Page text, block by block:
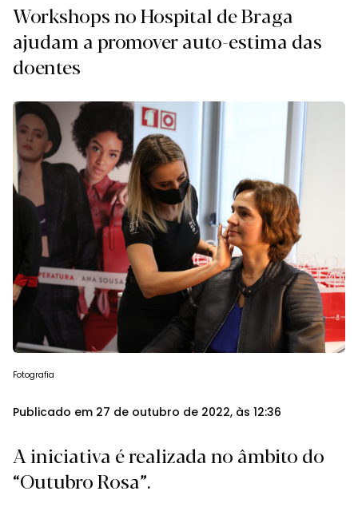
Workshops no Hospital de Braga
ajudam a promover auto-estima das
doentes
Fotografia
Publicado em 27 de outubro de 2022, às 12:36
A iniciativa é realizada no âmbito do
“Outubro Rosa”.